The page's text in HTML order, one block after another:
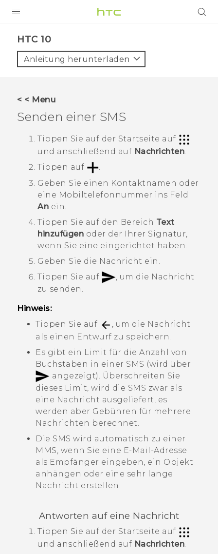
VIVE
UNTERSTÜTZUNG
HTC-Geräte und Zubehör
Anmelden
HTC 10‎
Anleitung herunterladen
< < Menu
Senden einer SMS
Tippen Sie auf der Startseite auf
und anschließend auf Nachrichten
Tippen auf
Geben Sie einen Kontaktnamen oder
eine Mobiltelefonnummer ins Feld
An ein.
Tippen Sie auf den Bereich Text
hinzufügen oder der Ihrer Signatur,
wenn Sie eine eingerichtet haben.
Geben Sie die Nachricht ein.
Tippen Sie auf
, um die Nachricht
zu senden.
Hinweis:
Tippen Sie auf
, um die Nachricht
als einen Entwurf zu speichern.
Es gibt ein Limit für die Anzahl von
Buchstaben in einer SMS (wird über
angezeigt). Überschreiten Sie
dieses Limit, wird die SMS zwar als
eine Nachricht ausgeliefert, es
werden aber Gebühren für mehrere
Nachrichten berechnet.
Die SMS wird automatisch zu einer
MMS, wenn Sie eine E-Mail-Adresse
als Empfänger eingeben, ein Objekt
anhängen oder eine sehr lange
Nachricht erstellen.
Antworten auf eine Nachricht
Tippen Sie auf der Startseite auf
und anschließend auf Nachrichten